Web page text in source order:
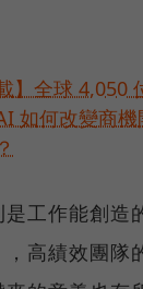
】全球 4,050
如何改變商
工作能創造
，高績效團隊